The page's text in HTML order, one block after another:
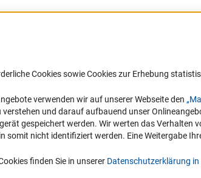
Links
Zum Download des Kodex
Cookies sowie Cookies zur Erhebung
verwenden wir auf unserer Webseite den
und darauf aufbauend unser
gespeichert werden. Wir werten das
somit nicht identifiziert werden. Eine Weitergabe
finden Sie in unserer Datenschutzerklärung